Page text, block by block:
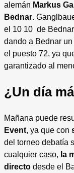
alemán Markus
Bednar.
el 10 10 de
dando a Bednar
el puesto 72, ya
garantizado al
¿Un día
Mañana puede
Event, ya que con
del torneo debatía
cualquier caso, la
directo desde el